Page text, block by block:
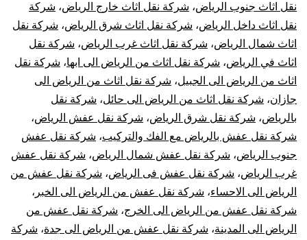
نقل اثاث جنوب الرياض، شركة نقل اثاث خارج الرياض، شركة
نقل اثاث داخل الرياض، شركة نقل اثاث شرق الرياض، شركة نقل
اثاث شمال الرياض، شركة نقل اثاث غرب الرياض، شركة نقل
اثاث في الرياض، شركة نقل اثاث من الرياض الى ابها، شركة نقل
اثاث من الرياض الى الجبيل، شركة نقل اثاث من الرياض الى
جازان، شركة نقل اثاث من الرياض الى حائل، شركة نقل
بالرياض، شركة نقل شرق الرياض، شركة نقل عفش الرياض،
شركة نقل عفش بالرياض مع الفك والتركيب، شركة نقل عفش
جنوب الرياض، شركة نقل عفش شمال الرياض، شركة نقل عفش
غرب الرياض، شركة نقل عفش فى الرياض، شركة نقل عفش من
الرياض الى الاحساء، شركة نقل عفش من الرياض الى الخبر ،
شركة نقل عفش من الرياض الى الخرج، شركة نقل عفش من
الرياض الى المدينة، شركة نقل عفش من الرياض الى جدة، شركة